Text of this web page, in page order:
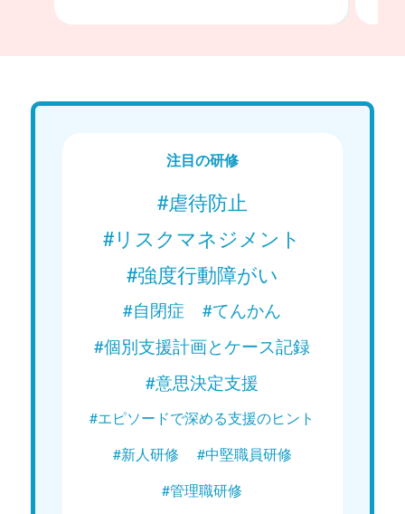
注目の研修
#虐待防止
#リスクマネジメント
#強度行動障がい
#自閉症
#てんかん
#個別支援計画とケース記録
#意思決定支援
#エピソードで深める支援のヒント
#新人研修
#中堅職員研修
#管理職研修